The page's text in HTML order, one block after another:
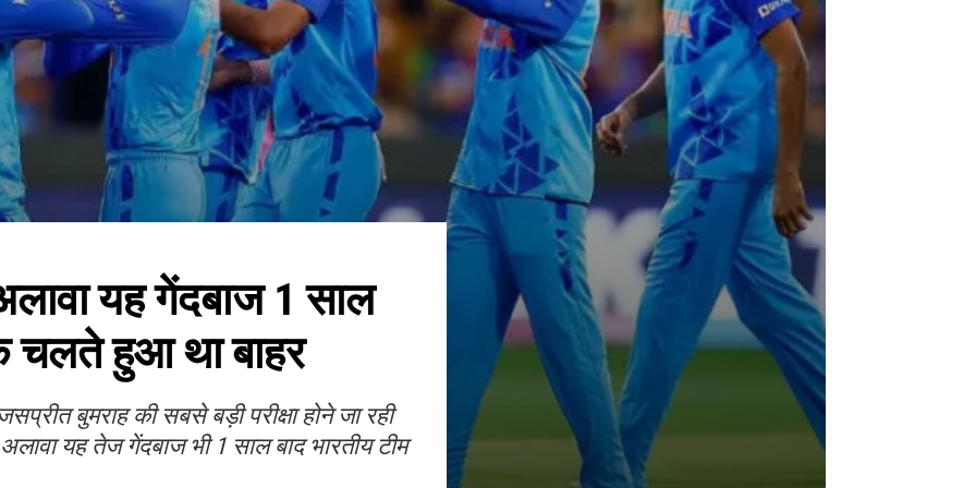
यह गेंदबाज 1 साल
चलते हुआ था बाहर
बुमराह की सबसे बड़ी परीक्षा होने जा रही
यह तेज गेंदबाज भी 1 साल बाद भारतीय टीम